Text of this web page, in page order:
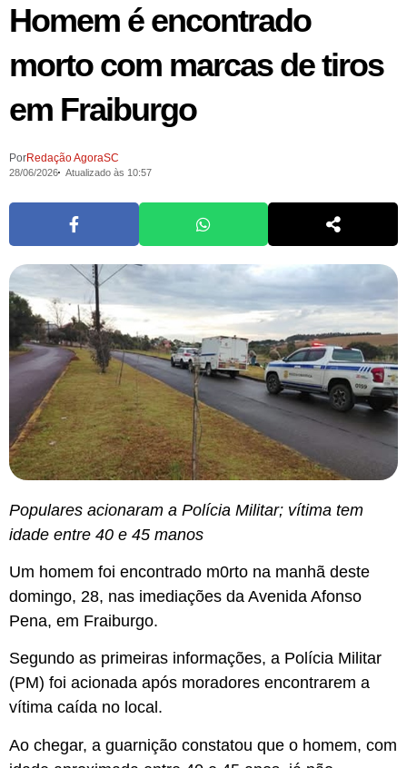
Homem é encontrado
morto com marcas de tiros
em Fraiburgo
PorRedação AgoraSC
28/06/2026 Atualizado às 10:57
Populares acionaram a Polícia Militar; vítima tem
idade entre 40 e 45 manos
Um homem foi encontrado m0rto na manhã deste
domingo, 28, nas imediações da Avenida Afonso
Pena, em Fraiburgo.
Segundo as primeiras informações, a Polícia Militar
(PM) foi acionada após moradores encontrarem a
vítima caída no local.
Ao chegar, a guarnição constatou que o homem, com